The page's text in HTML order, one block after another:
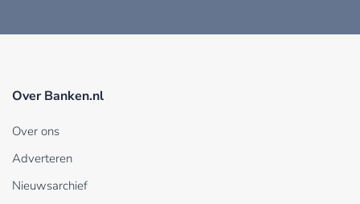
Over Banken.nl
Over ons
Adverteren
Nieuwsarchief